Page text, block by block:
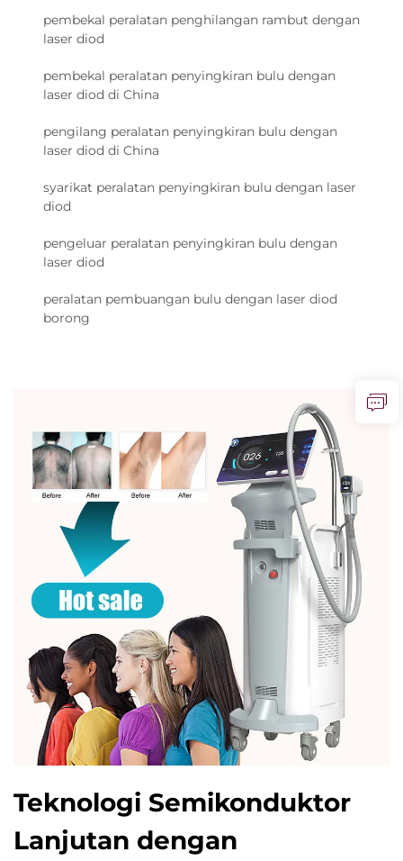
pembekal peralatan penghilangan rambut dengan
laser diod
pembekal peralatan penyingkiran bulu dengan
laser diod di China
pengilang peralatan penyingkiran bulu dengan
laser diod di China
syarikat peralatan penyingkiran bulu dengan laser
diod
pengeluar peralatan penyingkiran bulu dengan
laser diod
peralatan pembuangan bulu dengan laser diod
borong
Teknologi Semikonduktor
Lanjutan dengan